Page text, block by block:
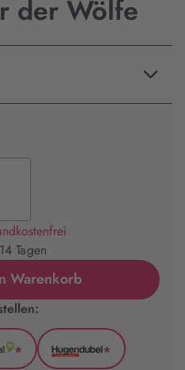
der Wölfe
Tagen
Warenkorb
*
Hugendubel
*